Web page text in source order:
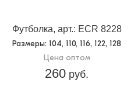
Футболка, арт.: ECR 8228
Размеры: 104, 110, 116, 122, 128
Цена оптом
260 руб.